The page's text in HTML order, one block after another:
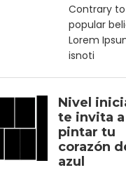
Contrary to
popular
Lorem
isnoti
Nivel
te invita a
pintar tu
corazón
azul